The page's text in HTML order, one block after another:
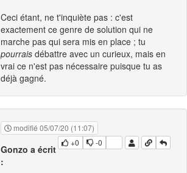
Ceci étant, ne t'inquiète pas : c'est
exactement ce genre de solution qui ne
marche pas qui sera mis en place ; tu
pourrais débattre avec un curieux, mais en
vrai ce n'est pas nécessaire puisque tu as
déjà gagné.
modifié 05/07/20 (11:07)
+0
-0
Gonzo a écrit
: